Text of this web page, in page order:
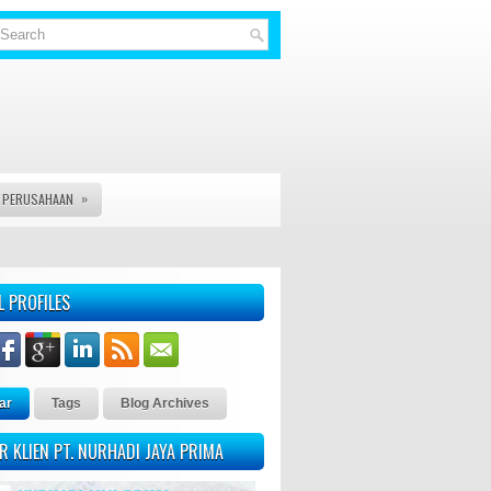
»
PROFILES
Tags Blog Archives
KLIEN PT. NURHADI JAYA PRIMA